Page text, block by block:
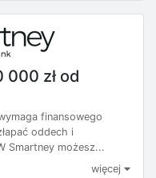
000 zł od
finansowego
oddech i
Smartney możesz...
więcej